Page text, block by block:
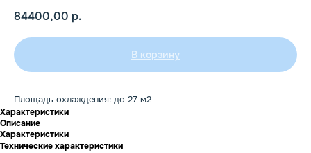
84400,00 р.
В корзину
Площадь охлаждения: до 27 м2
Характеристики
Описание
Характеристики
Технические характеристики